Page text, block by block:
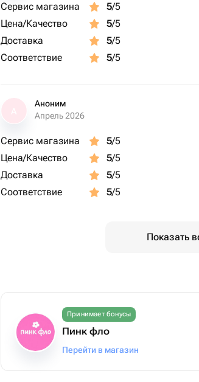
Сервис магазина 5/5
Цена/Качество
5/5
Доставка
5/5
Соответствие
5/5
Аноним
Апрель 2026
Сервис магазина 5/5
Цена/Качество
5/5
Доставка
5/5
Соответствие
5/5
Показать
Принимает бонусы
Пинк фло
Перейти в магазин